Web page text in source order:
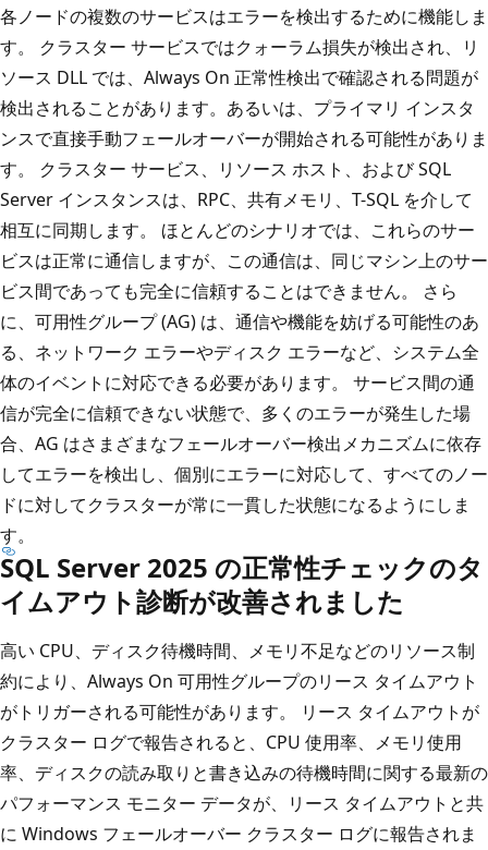
各ノードの複数のサービスはエラーを検出するために機能しま
す。 クラスター サービスではクォーラム損失が検出され、リ
ソース DLL では、Always On 正常性検出で確認される問題が
検出されることがあります。あるいは、プライマリ インスタ
ンスで直接手動フェールオーバーが開始される可能性がありま
す。 クラスター サービス、リソース ホスト、および SQL
Server インスタンスは、RPC、共有メモリ、T-SQL を介して
相互に同期します。 ほとんどのシナリオでは、これらのサー
ビスは正常に通信しますが、この通信は、同じマシン上のサー
ビス間であっても完全に信頼することはできません。 さら
に、可用性グループ (AG) は、通信や機能を妨げる可能性のあ
る、ネットワーク エラーやディスク エラーなど、システム全
体のイベントに対応できる必要があります。 サービス間の通
信が完全に信頼できない状態で、多くのエラーが発生した場
合、AG はさまざまなフェールオーバー検出メカニズムに依存
してエラーを検出し、個別にエラーに対応して、すべてのノー
ドに対してクラスターが常に一貫した状態になるようにしま
す。
SQL Server 2025 の正常性チェックのタ
イムアウト診断が改善されました
高い CPU、ディスク待機時間、メモリ不足などのリソース制
約により、Always On 可用性グループのリース タイムアウト
がトリガーされる可能性があります。 リース タイムアウトが
クラスター ログで報告されると、CPU 使用率、メモリ使用
率、ディスクの読み取りと書き込みの待機時間に関する最新の
パフォーマンス モニター データが、リース タイムアウトと共
に Windows フェールオーバー クラスター ログに報告されま